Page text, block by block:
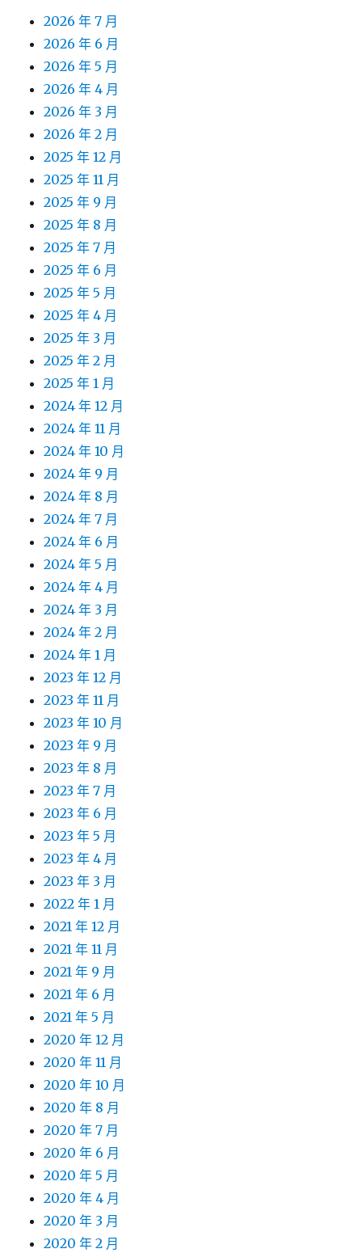
2026 年 7 月
2026 年 6 月
2026 年 5 月
2026 年 4 月
2026 年 3 月
2026 年 2 月
2025 年 12 月
2025 年 11 月
2025 年 9 月
2025 年 8 月
2025 年 7 月
2025 年 6 月
2025 年 5 月
2025 年 4 月
2025 年 3 月
2025 年 2 月
2025 年 1 月
2024 年 12 月
2024 年 11 月
2024 年 10 月
2024 年 9 月
2024 年 8 月
2024 年 7 月
2024 年 6 月
2024 年 5 月
2024 年 4 月
2024 年 3 月
2024 年 2 月
2024 年 1 月
2023 年 12 月
2023 年 11 月
2023 年 10 月
2023 年 9 月
2023 年 8 月
2023 年 7 月
2023 年 6 月
2023 年 5 月
2023 年 4 月
2023 年 3 月
2022 年 1 月
2021 年 12 月
2021 年 11 月
2021 年 9 月
2021 年 6 月
2021 年 5 月
2020 年 12 月
2020 年 11 月
2020 年 10 月
2020 年 8 月
2020 年 7 月
2020 年 6 月
2020 年 5 月
2020 年 4 月
2020 年 3 月
2020 年 2 月